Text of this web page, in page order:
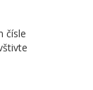
čísle